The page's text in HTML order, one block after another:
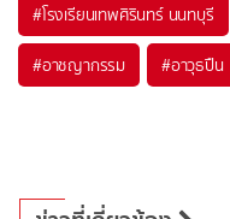
#โรงเรียนเทพศิรินทร์ นนทบุรี
#อาชญากรรม #อาวุธปืน